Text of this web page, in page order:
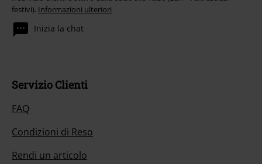
festivi). Informazioni ulteriori
Inizia la chat
Servizio Clienti
FAQ
Condizioni di Reso
Rendi un articolo